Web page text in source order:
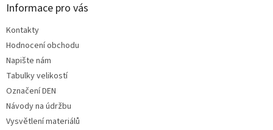
Informace pro vás
Kontakty
Hodnocení obchodu
Napište nám
Tabulky velikostí
Označení DEN
Návody na údržbu
Vysvětlení materiálů